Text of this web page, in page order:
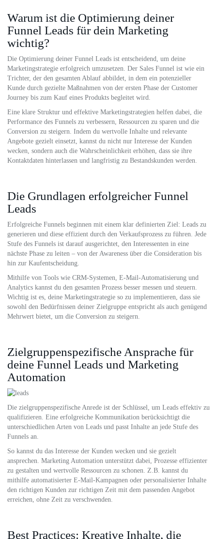
Warum ist die Optimierung deiner
Funnel Leads für dein Marketing
wichtig?
Die Optimierung deiner Funnel Leads ist entscheidend, um deine
Marketingstrategie erfolgreich umzusetzen. Der Sales Funnel ist wie ein
Trichter, der den gesamten Ablauf abbildet, in dem ein potenzieller
Kunde durch gezielte Maßnahmen von der ersten Phase der Customer
Journey bis zum Kauf eines Produkts begleitet wird.
Eine klare Struktur und effektive Marketingstrategien helfen dabei, die
Performance des Funnels zu verbessern, Ressourcen zu sparen und die
Conversion zu steigern. Indem du wertvolle Inhalte und relevante
Angebote gezielt einsetzt, kannst du nicht nur Interesse der Kunden
wecken, sondern auch die Wahrscheinlichkeit erhöhen, dass sie ihre
Kontaktdaten hinterlassen und langfristig zu Bestandskunden werden.
Die Grundlagen erfolgreicher Funnel
Leads
Erfolgreiche Funnels beginnen mit einem klar definierten Ziel: Leads zu
generieren und diese effizient durch den Verkaufsprozess zu führen. Jede
Stufe des Funnels ist darauf ausgerichtet, den Interessenten in eine
nächste Phase zu leiten – von der Awareness über die Consideration bis
hin zur Kaufentscheidung.
Mithilfe von Tools wie CRM-Systemen, E-Mail-Automatisierung und
Analytics kannst du den gesamten Prozess besser messen und steuern.
Wichtig ist es, deine Marketingstrategie so zu implementieren, dass sie
sowohl den Bedürfnissen deiner Zielgruppe entspricht als auch genügend
Mehrwert bietet, um die Conversion zu steigern.
Zielgruppenspezifische Ansprache für
deine Funnel Leads und Marketing
Automation
Die zielgruppenspezifische Anrede ist der Schlüssel, um Leads effektiv zu
qualifizieren. Eine erfolgreiche Kommunikation berücksichtigt die
unterschiedlichen Arten von Leads und passt Inhalte an jede Stufe des
Funnels an.
So kannst du das Interesse der Kunden wecken und sie gezielt
ansprechen. Marketing Automation unterstützt dabei, Prozesse effizienter
zu gestalten und wertvolle Ressourcen zu schonen. Z.B. kannst du
mithilfe automatisierter E-Mail-Kampagnen oder personalisierter Inhalte
den richtigen Kunden zur richtigen Zeit mit dem passenden Angebot
erreichen, ohne Zeit zu verschwenden.
Best Practices: Kreative Inhalte, die